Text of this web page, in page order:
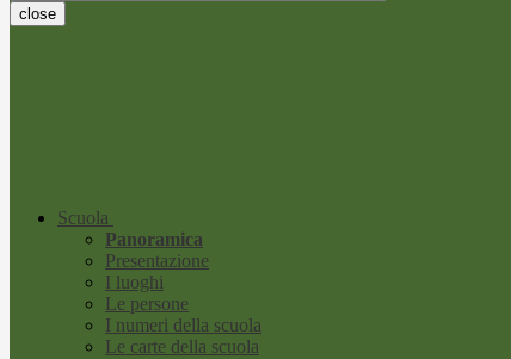
close
Scuola
Panoramica
Presentazione
I luoghi
Le persone
I numeri della scuola
Le carte della scuola